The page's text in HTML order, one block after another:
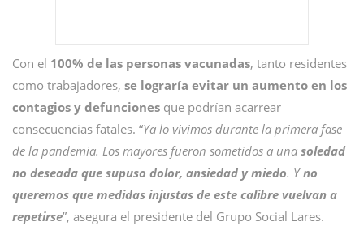
Con el 100% de las personas vacunadas, tanto residentes
como trabajadores, se lograría evitar un aumento en los
contagios y defunciones que podrían acarrear
consecuencias fatales. “Ya lo vivimos durante la primera fase
de la pandemia. Los mayores fueron sometidos a una soledad
no deseada que supuso dolor, ansiedad y miedo. Yno
queremos que medidas injustas de este calibre vuelvan a
repetirse”, asegura el presidente del Grupo Social Lares.